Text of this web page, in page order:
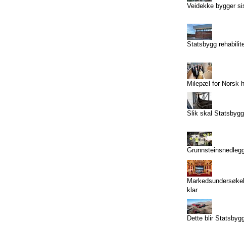
Veidekke bygger
Statsbygg
Milepæl for Norsk
Slik skal
klar
Dette blir